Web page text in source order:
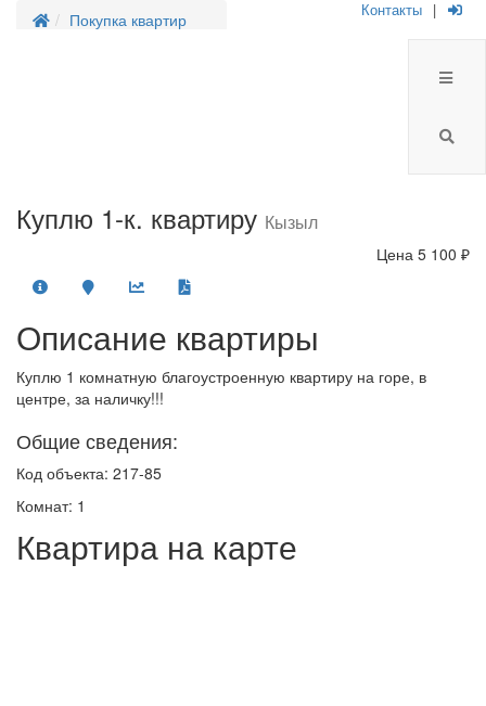
Покупка квартир Контакты |
Куплю 1-к. квартиру Кызыл
Цена 5 100 ₽
Описание квартиры
Куплю 1 комнатную благоустроенную квартиру на горе, в
центре, за наличку!!!
Общие сведения:
Код объекта: 217-85
Комнат: 1
Квартира на карте